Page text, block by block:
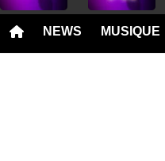
NEWS MUSIQUE